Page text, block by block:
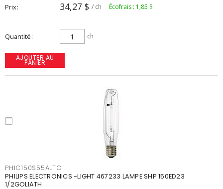
Prix 34,27 $ / ch Écofrais : 1,85 $
Quantité ch
AJOUTER AU
PANIER
PHIC150S55ALTO
PHILIPS ELECTRONICS -LIGHT 467233 LAMPE SHP 150ED23
1/2GOLIATH